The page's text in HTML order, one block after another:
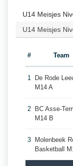
U14 Meisjes
U14 Meisjes
# Team
1
De Rode
M14 A
2
BC Asse-
M14 B
3
Molenbeek
Basketball